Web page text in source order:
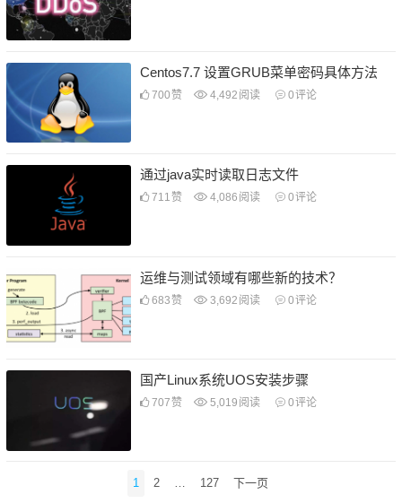
Centos7.7 设置GRUB菜单密码具体方法
700 赞 4,492 阅读 0评论
通过java实时读取日志文件
711 赞 4,086 阅读 0评论
运维与测试领域有哪些新的技术？
683 赞 3,692 阅读 0评论
国产Linux系统UOS安装步骤
707 赞 5,019 阅读 0评论
1 2 127 下一页